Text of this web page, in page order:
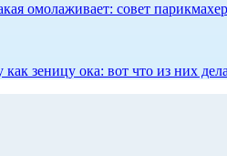
омолаживает: совет
как зеницу ока: вот что из них